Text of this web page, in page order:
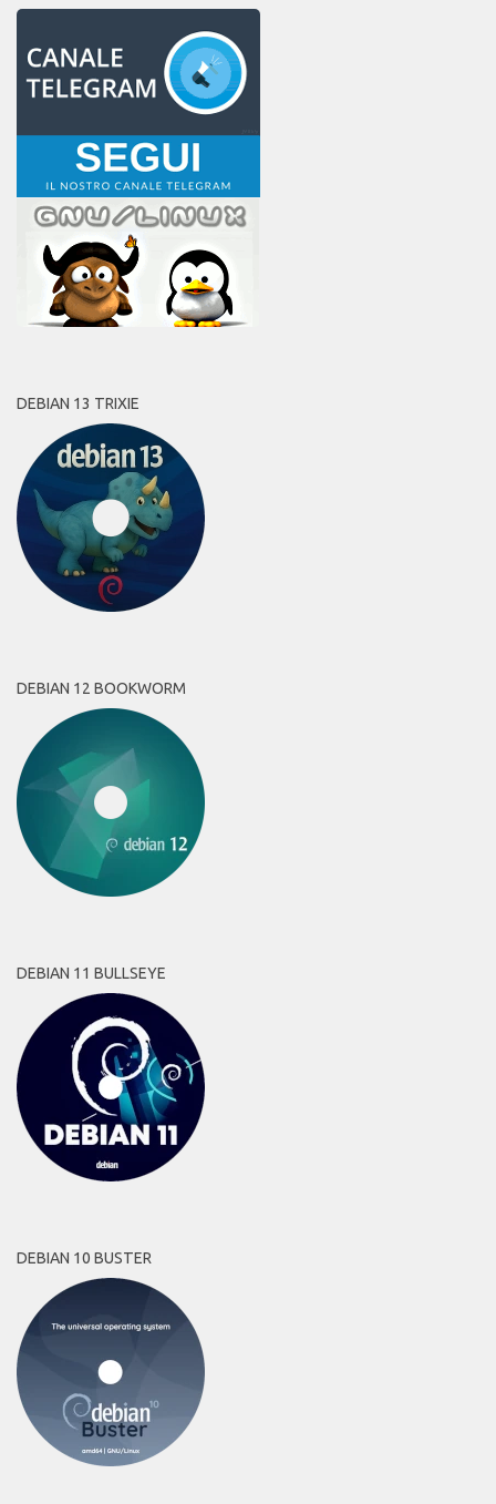
DEBIAN 13 TRIXIE
DEBIAN 12 BOOKWORM
DEBIAN 11 BULLSEYE
DEBIAN 10 BUSTER